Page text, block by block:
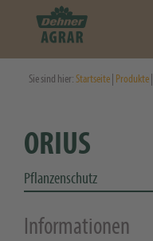
Sie sind hier:Startseite Produkte
ORIUS
Pflanzenschutz
Informationen